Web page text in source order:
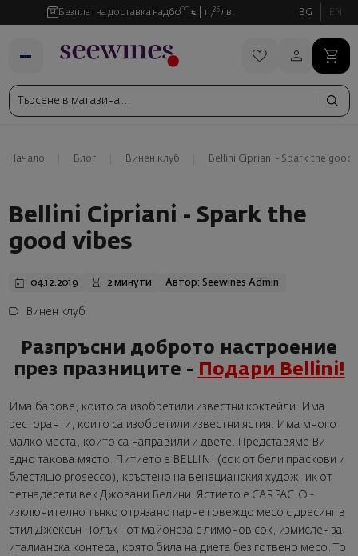
Безплатна доставка над6000 € 11735 лв. BG EN
Начало Блог Винен клуб Bellini Cipriani - Spark the good
Bellini Cipriani - Spark the
good vibes
04.12.2019 2 минути Автор: Seewines Admin
Винен клуб
Разпръсни доброто настроение
през празниците - Подари Bellini!
Има барове, които са изобретили известни коктейли. Има
ресторанти, които са изобретили известни ястия. Има много
малко места, които са направили и двете. Представяме Ви
едно такова място. Питието е BELLINI
(сок от бели праскови и
блестящо prosecco), кръстено на венецианския художник от
петнадесети век Джовани Белини. Ястието е CARPACIO -
изключително тънко отрязано парче говеждо месо с дресинг в
стил Джексън Полък - от майонеза с лимонов сок, измислен за
италианска контеса, която била на диета без готвено месо. То